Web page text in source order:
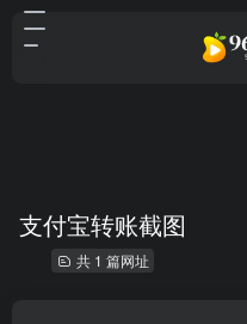
支付宝转账截图
共 1 篇网址